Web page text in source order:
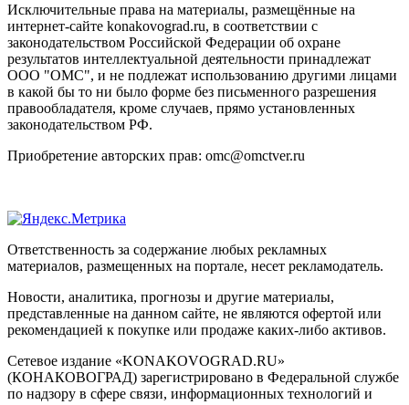
Исключительные права на материалы, размещённые на
интернет-сайте konakovograd.ru, в соответствии с
законодательством Российской Федерации об охране
результатов интеллектуальной деятельности принадлежат
ООО "ОМС", и не подлежат использованию другими лицами
в какой бы то ни было форме без письменного разрешения
правообладателя, кроме случаев, прямо установленных
законодательством РФ.
Приобретение авторских прав: omc@omctver.ru
Ответственность за содержание любых рекламных
материалов, размещенных на портале, несет рекламодатель.
Новости, аналитика, прогнозы и другие материалы,
представленные на данном сайте, не являются офертой или
рекомендацией к покупке или продаже каких-либо активов.
Сетевое издание «KONAKOVOGRAD.RU»
(КОНАКОВОГРАД) зарегистрировано в Федеральной службе
по надзору в сфере связи, информационных технологий и